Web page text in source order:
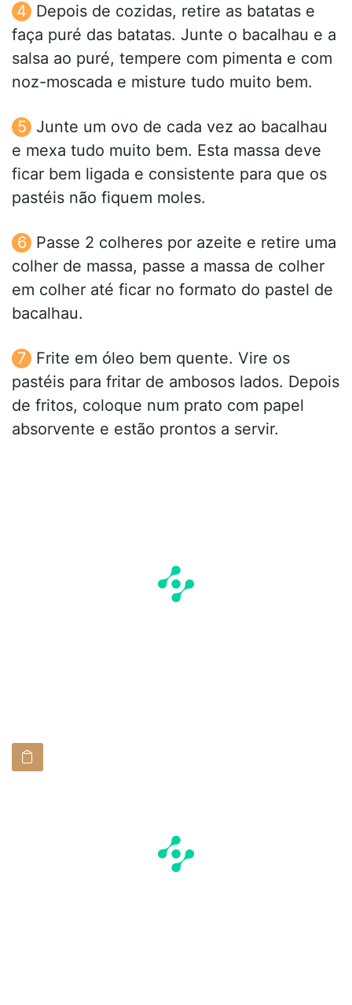
Depois de cozidas, retire as batatas e
faça puré das batatas. Junte o bacalhau e a
salsa ao puré, tempere com pimenta e com
noz-moscada e misture tudo muito bem.
Junte um ovo de cada vez ao bacalhau
e mexa tudo muito bem. Esta massa deve
ficar bem ligada e consistente para que os
pastéis não fiquem moles.
Passe 2 colheres por azeite e retire uma
colher de massa, passe a massa de colher
em colher até ficar no formato do pastel de
bacalhau.
Frite em óleo bem quente. Vire os
pastéis para fritar de ambosos lados. Depois
de fritos, coloque num prato com papel
absorvente e estão prontos a servir.